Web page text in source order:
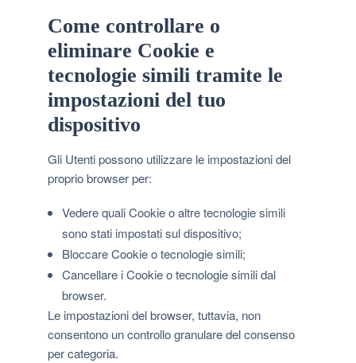
Come controllare o
eliminare Cookie e
tecnologie simili tramite le
impostazioni del tuo
dispositivo
Gli Utenti possono utilizzare le impostazioni del
proprio browser per:
Vedere quali Cookie o altre tecnologie simili
sono stati impostati sul dispositivo;
Bloccare Cookie o tecnologie simili;
Cancellare i Cookie o tecnologie simili dal
browser.
Le impostazioni del browser, tuttavia, non
consentono un controllo granulare del consenso
per categoria.